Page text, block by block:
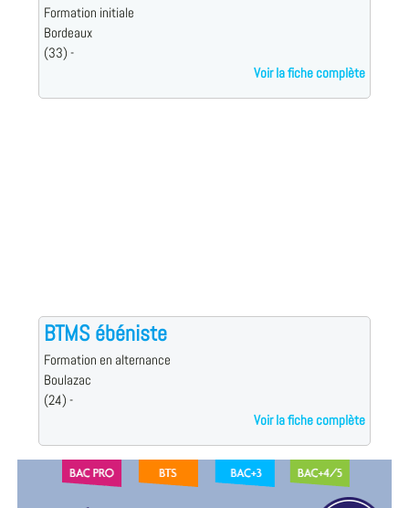
Formation initiale
Bordeaux
(33) -
Voir la fiche complète
BTMS ébéniste
Formation en alternance
Boulazac
(24) -
Voir la fiche complète